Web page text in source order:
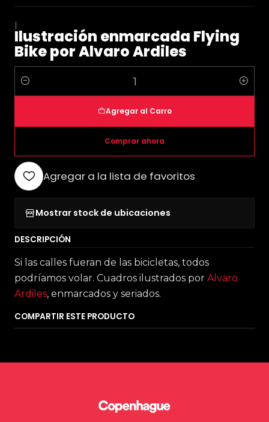
|
Ilustración enmarcada Flying
Bike por Alvaro Ardiles
Cantidad
Agregar al Carro
Comprar ahora
Agregar a la lista de favoritos
Mostrar stock de ubicaciones
DESCRIPCIÓN
Si las calles fueran de las bicicletas, todos
podríamos volar. Cuadros ilustrados por Alvaro
Ardiles, enmarcados y seriados.
COMPARTIR ESTE PRODUCTO